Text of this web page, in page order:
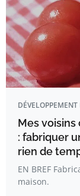
Mes voisins
: fabriquer
rien de
EN BREF
maison.